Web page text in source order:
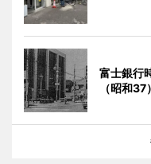
富士銀行
（昭和